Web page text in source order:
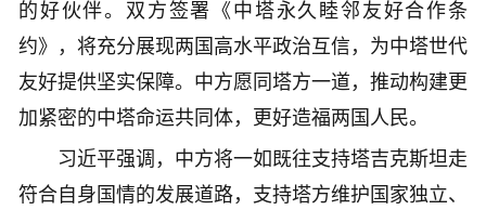
的好伙伴。双方签署《中塔永久睦邻友好合作条
约》，将充分展现两国高水平政治互信，为中塔世代
友好提供坚实保障。中方愿同塔方一道，推动构建更
加紧密的中塔命运共同体，更好造福两国人民。
习近平强调，中方将一如既往支持塔吉克斯坦走
符合自身国情的发展道路，支持塔方维护国家独立、